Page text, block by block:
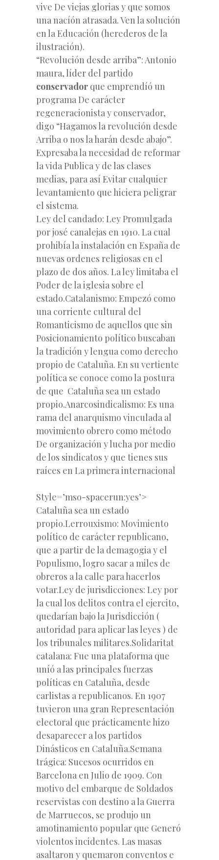
vive De viejas glorias y que somos
una nacíón atrasada. Ven la solución
en la Educación (herederos de la
ilustración).
“Revolución desde arriba”: Antonio
maura, líder del partido
conservador que emprendíó un
programa De carácter
regeneracionista y conservador,
digo “Hagamos la revolución desde
Arriba o nos la harán desde abajo”.
Expresaba la necesidad de reformar
la vida Publica y de las clases
medias, para así Evitar cualquier
levantamiento que hiciera peligrar
el sistema.
Ley del candado: Ley Promulgada
por josé canalejas en 1910. La cual
prohibía la instalación en España de
nuevas ordenes religiosas en el
plazo de dos años. La ley limitaba el
Poder de la iglesia sobre el
estado.Catalanismo: Empezó como
una corriente cultural del
Romanticismo de aquellos que sin
Posicionamiento político buscaban
la tradición y lengua como derecho
propio de Cataluña. En su vertiente
política se conoce como la postura
de que Cataluña sea un estado
propio.Anarcosindicalismo: Es una
rama del anarquismo vinculada al
movimiento obrero como método
De organización y lucha por medio
de los sindicatos y que tienes sus
raíces en La primera internacional
Style=’mso-spacerun:yes’>
Cataluña sea un estado
propio.Lerrouxismo: Movimiento
político de carácter republicano,
que a partir de la demagogia y el
Populismo, logro sacar a miles de
obreros a la calle para hacerlos
votar.Ley de jurisdicciones: Ley por
la cual los delitos contra el ejercito,
quedarían bajo la Jurisdicción (
autoridad para aplicar las leyes ) de
los tribunales militares.Solidaritat
catalana: Fue una plataforma que
uníó a las principales fuerzas
políticas en Cataluña, desde
carlistas a republicanos. En 1907
tuvieron una gran Representación
electoral que prácticamente hizo
desaparecer a los partidos
Dinásticos en Cataluña.Semana
trágica: Sucesos ocurridos en
Barcelona en Julio de 1909. Con
motivo del embarque de Soldados
reservistas con destino a la Guerra
de Marruecos, se produjo un
amotinamiento popular que Generó
violentos incidentes. Las masas
asaltaron y quemaron conventos e